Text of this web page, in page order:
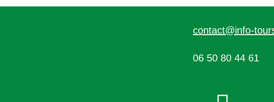
contact@info-
06 50 80 44 61